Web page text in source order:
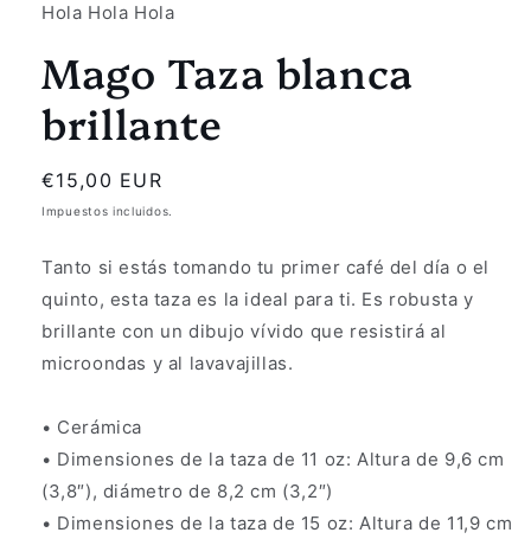
Hola Hola Hola
Mago Taza blanca
brillante
Precio
habitual
€15,00 EUR
Impuestos incluidos.
Tanto si estás tomando tu primer café del día o el
quinto, esta taza es la ideal para ti. Es robusta y
brillante con un dibujo vívido que resistirá al
microondas y al lavavajillas.
• Cerámica
• Dimensiones de la taza de 11 oz: Altura de 9,6 cm
(3,8″), diámetro de 8,2 cm (3,2″)
• Dimensiones de la taza de 15 oz: Altura de 11,9 cm